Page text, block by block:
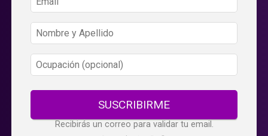
SUSCRIBIRME
Recibirás un correo para validar tu email.